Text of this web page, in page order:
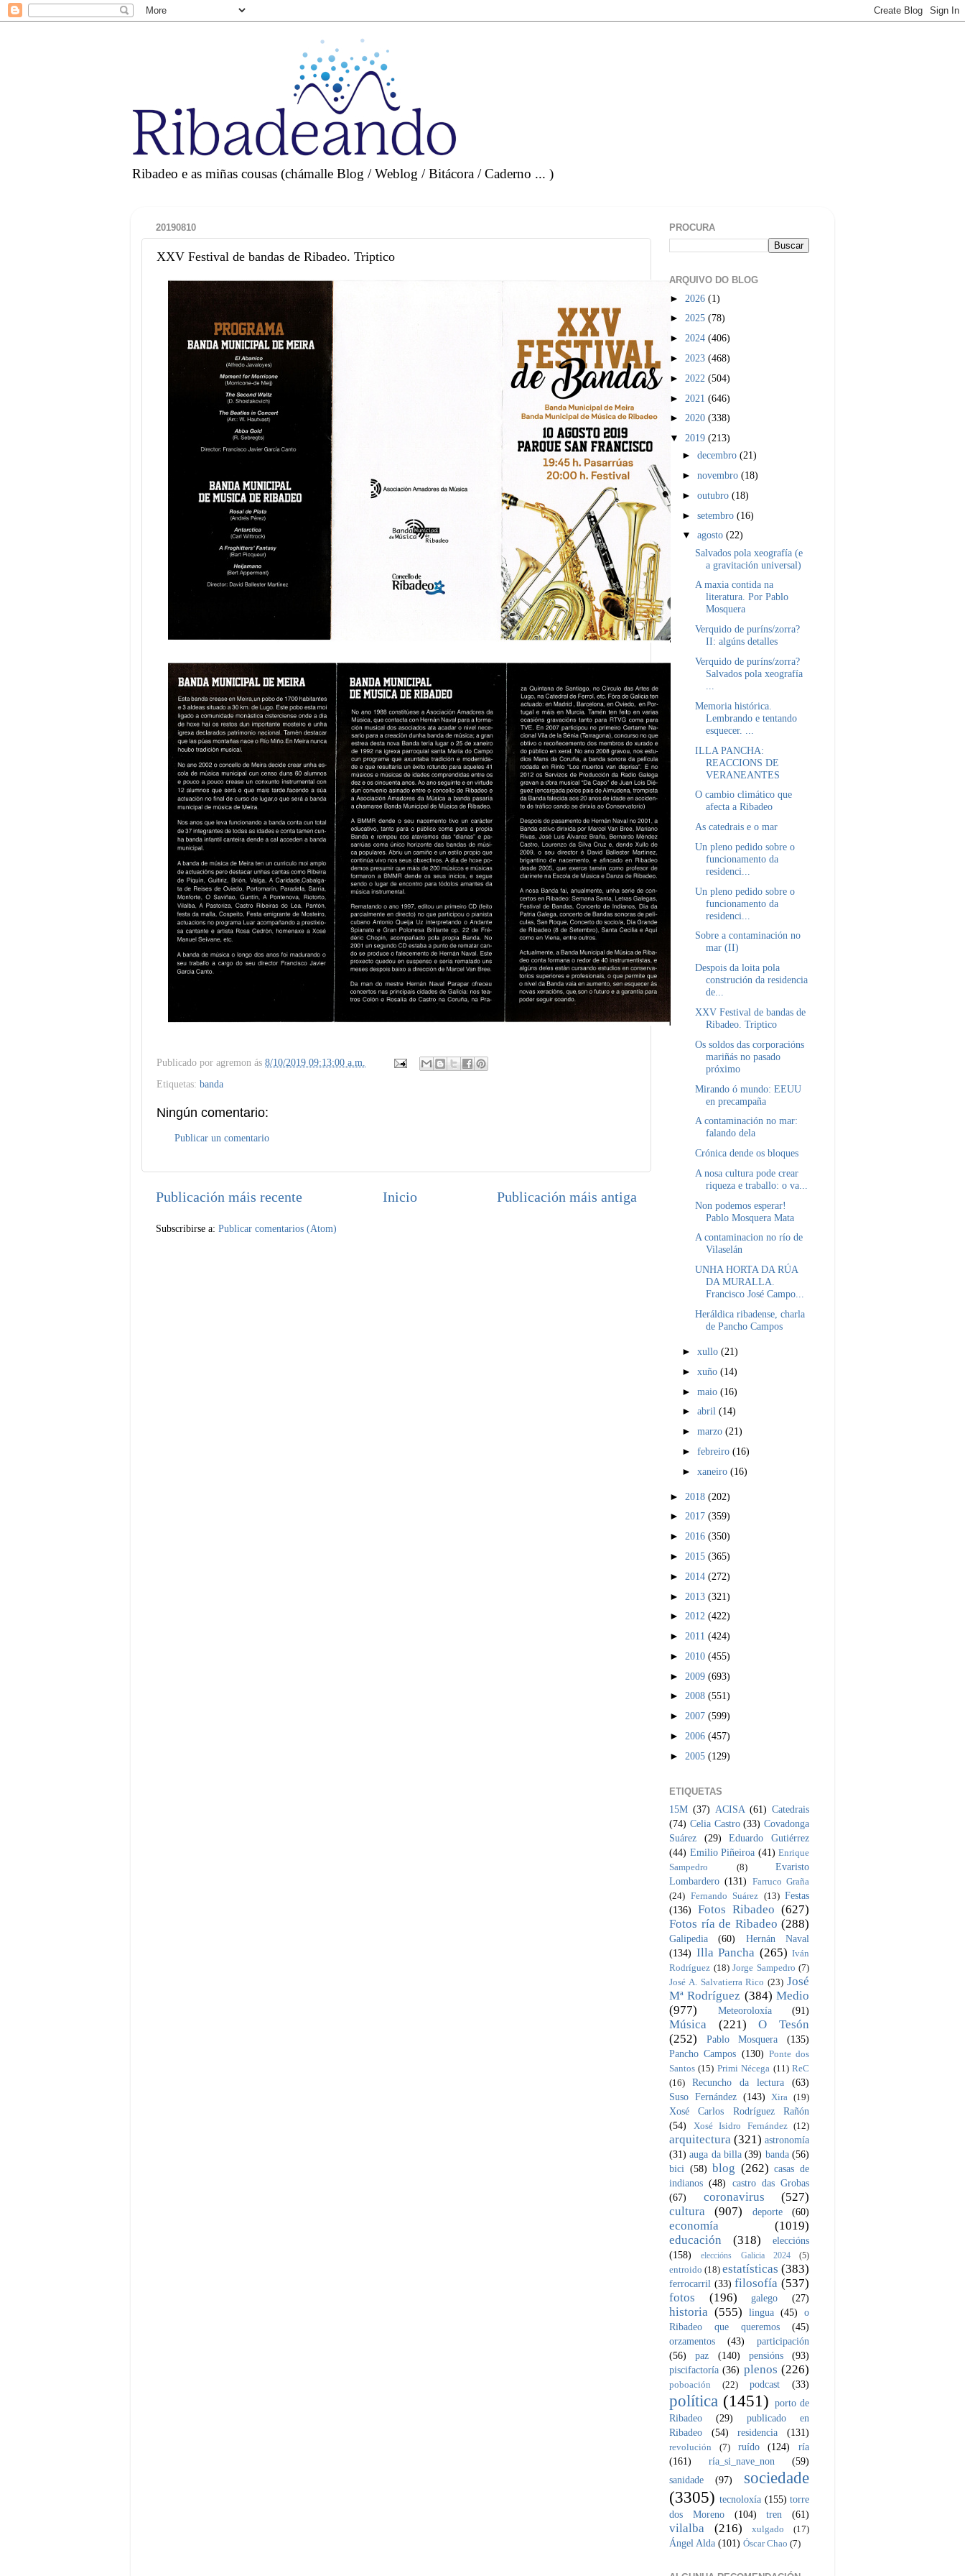
Ribadeo e as miñas cousas (chámalle Blog / Weblog / Bitácora / Caderno ... )
20190810
XXV Festival de bandas de Ribadeo. Triptico
Publicado por agremon ás 8/10/2019 09:13:00 a.m.
Etiquetas: banda
Ningún comentario:
Publicar un comentario
Publicación máis recente Publicación máis antiga
Inicio
Subscribirse a: Publicar comentarios (Atom)
PROCURA
ARQUIVO DO BLOG
► 2026 (1)
► 2025 (78)
► 2024 (406)
► 2023 (468)
► 2022 (504)
► 2021 (646)
► 2020 (338)
▼ 2019 (213)
►decembro(21)
►novembro(18)
►outubro(18)
►setembro(16)
▼agosto(22)
Salvados pola xeografía (e
a gravitación universal)
A maxia contida na
literatura. Por Pablo
Mosquera
Verquido de puríns/zorra?
II: algúns detalles
Verquido de puríns/zorra?
Salvados pola xeografía
Memoria histórica.
Lembrando e tentando
esquecer. ...
ILLA PANCHA:
REACCIONS DE
VERANEANTES
O cambio climático que
afecta a Ribadeo
As catedrais e o mar
Un pleno pedido sobre o
funcionamento da
residenci...
Un pleno pedido sobre o
funcionamento da
residenci...
Sobre a contaminación no
mar (II)
Despois da loita pola
construción da residencia
de...
XXV Festival de bandas de
Ribadeo. Triptico
Os soldos das corporacións
mariñás no pasado
próximo
Mirando ó mundo: EEUU
en precampaña
A contaminación no mar:
falando dela
Crónica dende os bloques
A nosa cultura pode crear
riqueza e traballo: o va...
Non podemos esperar!
Pablo Mosquera Mata
A contaminacion no río de
Vilaselán
UNHA HORTA DA RÚA
DA MURALLA.
Francisco José Campo...
Heráldica ribadense, charla
de Pancho Campos
►xullo(21)
►xuño(14)
►maio(16)
►abril(14)
►marzo(21)
►febreiro(16)
►xaneiro(16)
► 2018 (202)
► 2017 (359)
► 2016 (350)
► 2015 (365)
► 2014 (272)
► 2013 (321)
► 2012 (422)
► 2011 (424)
► 2010 (455)
► 2009 (693)
► 2008 (551)
► 2007 (599)
► 2006 (457)
► 2005 (129)
ETIQUETAS
15M (37) ACISA (61) Catedrais
(74) Celia Castro (33) Covadonga
Suárez
(29)
Eduardo Gutiérrez
(44) Emilio Piñeiroa (41) Enrique
Sampedro
(8)
Evaristo
Lombardero (131) Farruco Graña
(24) Fernando Suárez (13) Festas
(136)
Fotos Ribadeo (627)
Fotos ría de Ribadeo (288)
Galipedia (60)
Hernán Naval
(134) Illa Pancha (265) Iván
Rodríguez (18) Jorge Sampedro (7)
José A. Salvatierra Rico (23) José
Mª Rodríguez (384) Medio
(977)
Meteoroloxía (91)
Música (221)
O Tesón
(252)
Pablo Mosquera
(135)
Pancho Campos (130) Ponte dos
Santos (15) Primi Nécega (11) ReC
(16)
Recuncho da lectura
(63)
Suso Fernández (143) Xira (19)
Xosé Carlos Rodríguez Rañón
(54)
Xosé Isidro Fernández (12)
arquitectura (321) astronomía
(31) auga da billa (39) banda (56)
bici (58) blog (262) casas de
indianos (48)
castro das Grobas
(67)
coronavirus
(527)
cultura
(907) deporte (60)
economía
(1019)
educación
(318)
eleccións
(158)
eleccións Galicia 2024 (5)
entroido (18) estatísticas (383)
ferrocarril (33) filosofía (537)
fotos
(196) galego (27)
historia (555) lingua (45)
o
Ribadeo que queremos
(45)
orzamentos
(43)
participación
(56)
paz (140) pensións
(93)
piscifactoría (36) plenos (226)
poboación (22) podcast (33)
política (1451) porto de
Ribadeo
(29)
publicado en
Ribadeo
(54) residencia (131)
revolución (7) ruído (124)
ría
(161)
ría_si_nave_non
(59)
sanidade
(97)
sociedade
(3305) tecnoloxía (155) torre
dos Moreno
(104) tren (61)
vilalba (216) xulgado (17)
Ángel Alda (101) Óscar Chao (7)